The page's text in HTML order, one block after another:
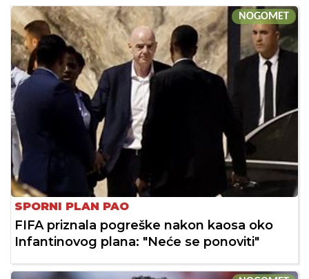
NOGOMET
SPORNI PLAN PAO
FIFA priznala pogreške nakon kaosa oko
Infantinovog plana: "Neće se ponoviti"